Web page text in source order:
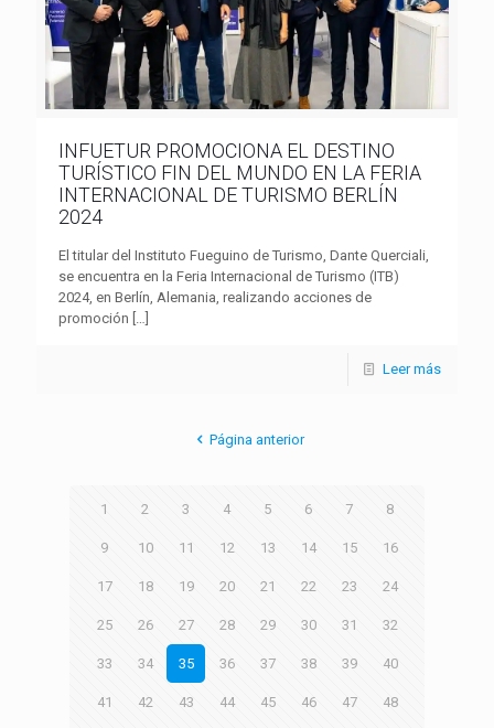
INFUETUR PROMOCIONA EL DESTINO
TURÍSTICO FIN DEL MUNDO EN LA FERIA
INTERNACIONAL DE TURISMO BERLÍN
2024
El titular del Instituto Fueguino de Turismo, Dante Querciali,
se encuentra en la Feria Internacional de Turismo (ITB)
2024, en Berlín, Alemania, realizando acciones de
promoción […]
Leer más
Página anterior
1 2 3 4 5 6 7 8
9 10 11 12 13 14 15 16
17 18 19 20 21 22 23 24
25 26 27 28 29 30 31 32
33 34 35 36 37 38 39 40
41 42 43 44 45 46 47 48